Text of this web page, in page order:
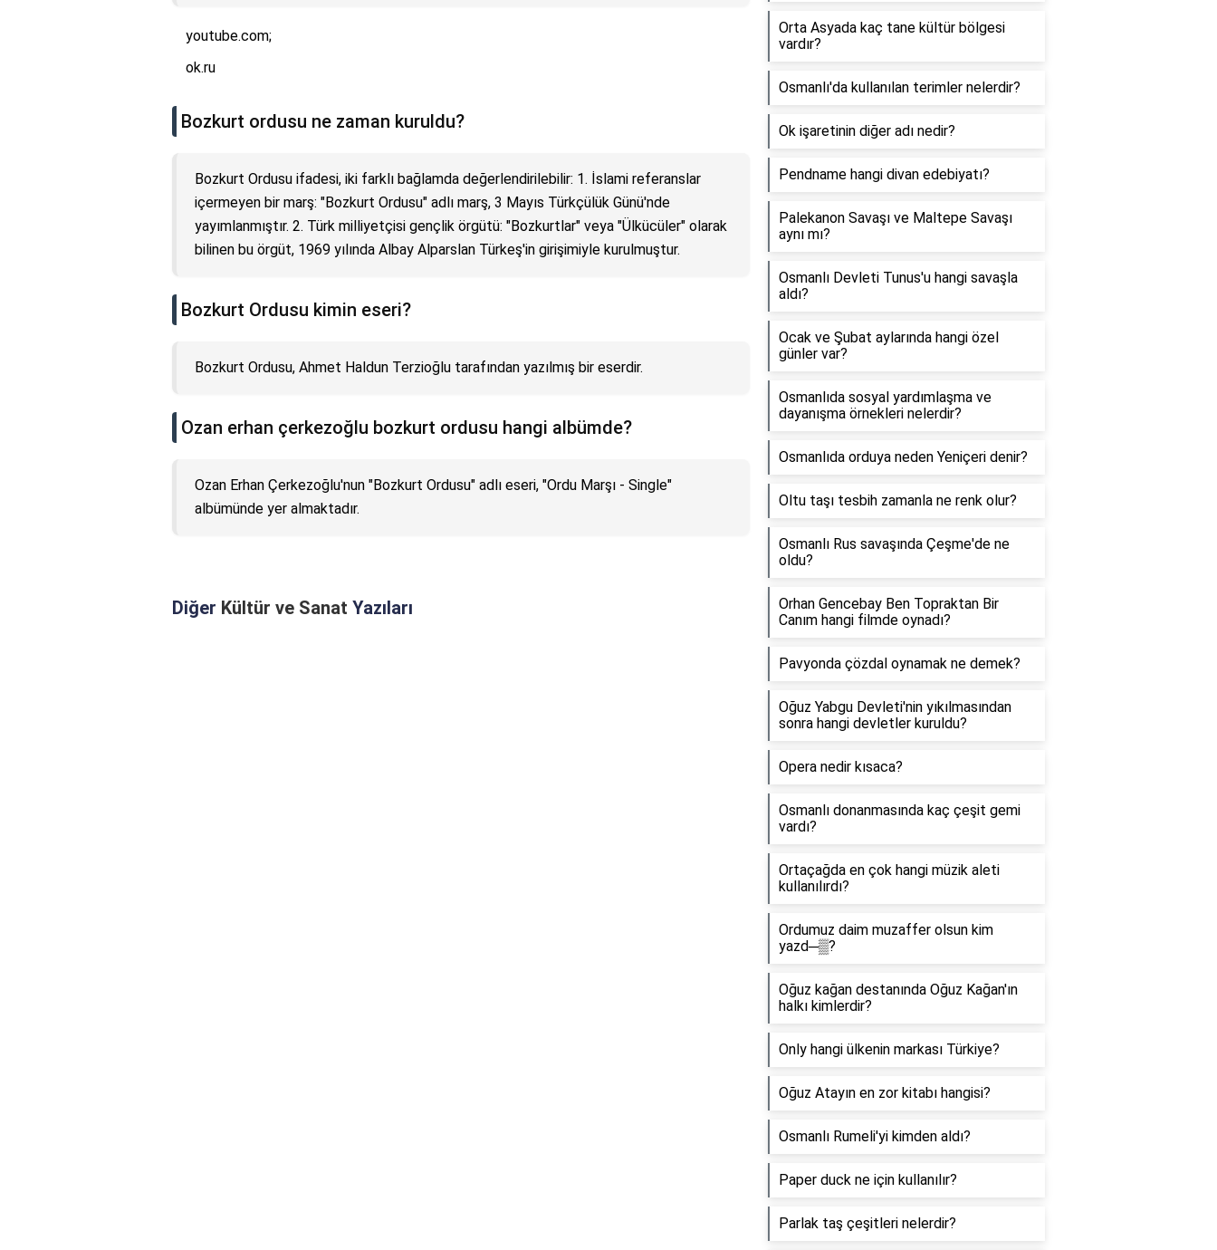
youtube.com;
ok.ru
Bozkurt ordusu ne zaman kuruldu?
Bozkurt Ordusu ifadesi, iki farklı bağlamda değerlendirilebilir: 1. İslami referanslar
içermeyen bir marş: "Bozkurt Ordusu" adlı marş, 3 Mayıs Türkçülük Günü'nde
yayımlanmıştır. 2. Türk milliyetçisi gençlik örgütü: "Bozkurtlar" veya "Ülkücüler" olarak
bilinen bu örgüt, 1969 yılında Albay Alparslan Türkeş'in girişimiyle kurulmuştur.
Bozkurt Ordusu kimin eseri?
Bozkurt Ordusu, Ahmet Haldun Terzioğlu tarafından yazılmış bir eserdir.
Ozan erhan çerkezoğlu bozkurt ordusu hangi albümde?
Ozan Erhan Çerkezoğlu'nun "Bozkurt Ordusu" adlı eseri, "Ordu Marşı - Single"
albümünde yer almaktadır.
Diğer Kültür ve Sanat Yazıları
Orta Asyada kaç tane kültür bölgesi
vardır?
Osmanlı'da kullanılan terimler nelerdir?
Ok işaretinin diğer adı nedir?
Pendname hangi divan edebiyatı?
Palekanon Savaşı ve Maltepe Savaşı
aynı mı?
Osmanlı Devleti Tunus'u hangi savaşla
aldı?
Ocak ve Şubat aylarında hangi özel
günler var?
Osmanlıda sosyal yardımlaşma ve
dayanışma örnekleri nelerdir?
Osmanlıda orduya neden Yeniçeri denir?
Oltu taşı tesbih zamanla ne renk olur?
Osmanlı Rus savaşında Çeşme'de ne
oldu?
Orhan Gencebay Ben Topraktan Bir
Canım hangi filmde oynadı?
Pavyonda çözdal oynamak ne demek?
Oğuz Yabgu Devleti'nin yıkılmasından
sonra hangi devletler kuruldu?
Opera nedir kısaca?
Osmanlı donanmasında kaç çeşit gemi
vardı?
Ortaçağda en çok hangi müzik aleti
kullanılırdı?
Ordumuz daim muzaffer olsun kim
yazd─▒?
Oğuz kağan destanında Oğuz Kağan'ın
halkı kimlerdir?
Only hangi ülkenin markası Türkiye?
Oğuz Atayın en zor kitabı hangisi?
Osmanlı Rumeli'yi kimden aldı?
Paper duck ne için kullanılır?
Parlak taş çeşitleri nelerdir?